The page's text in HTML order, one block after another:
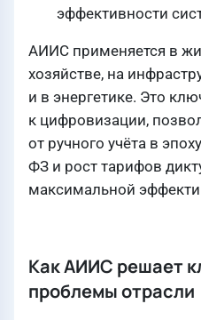
эффективности
АИИС применяется в
хозяйстве, на
и в энергетике. Это
к цифровизации,
от ручного учёта в
ФЗ и рост тарифов
максимальной
Как АИИС решает
проблемы отрасли